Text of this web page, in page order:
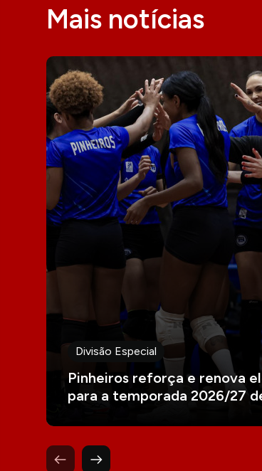
Mais notícias
Divisão Especial
Pinheiros reforça e renova
para a temporada 2026/27